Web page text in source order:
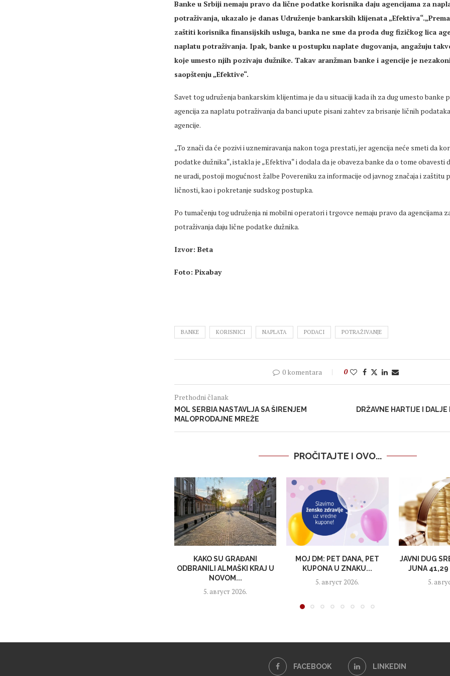
Banke u Srbiji nemaju pravo da lične podatke korisnika daju agencijama za
potraživanja, ukazalo je danas Udruženje bankarskih klijenata
zaštiti korisnika finansijskih usluga, banka ne sme da proda dug fizičkog lica
naplatu potraživanja. Ipak, banke u postupku naplate dugovanja, angažuju
koje umesto njih pozivaju dužnike. Takav aranžman banke i agencije je
saopštenju „Efektive“.
Savet tog udruženja bankarskim klijentima je da u situaciji kada ih za dug umesto banke
agencija za naplatu potraživanja da banci upute pisani zahtev za brisanje ličnih
agencije.
„To znači da će pozivi i uznemiravanja nakon toga prestati, jer agencija neće smeti da
podatke dužnika“, istakla je „Efektiva“ i dodala da je obaveza banke da o tome obavesti
ne uradi, postoji mogućnost žalbe Povereniku za informacije od javnog značaja i zaštitu
ličnosti, kao i pokretanje sudskog postupka.
Po tumačenju tog udruženja ni mobilni operatori i trgovce nemaju pravo da agencijama
potraživanja daju lične podatke dužnika.
Izvor: Beta
Foto: Pixabay
BANKE KORISNICI NAPLATA PODACI POTRAŽIVANJE
0 komentara 0
Prethodni članak
MOL SERBIA NASTAVLJA SA ŠIRENJEM
MALOPRODAJNE MREŽE
DRŽAVNE HARTIJE I
PROČITAJTE I OVO...
KAKO SU GRAĐANI
ODBRANILI ALMAŠKI KRAJ U
NOVOM...
5. август 2026.
MOJ DM: PET DANA, PET
KUPONA U ZNAKU...
5. август 2026.
JAVNI DUG
JUNA 41,29
5.
FACEBOOK LINKEDIN